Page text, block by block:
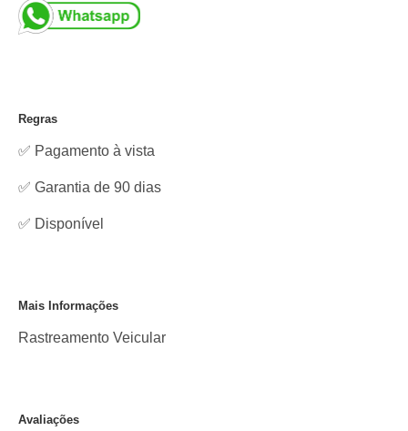
Regras
✅ Pagamento à vista
✅ Garantia de 90 dias
✅ Disponível
Mais Informações
Rastreamento Veicular
Avaliações